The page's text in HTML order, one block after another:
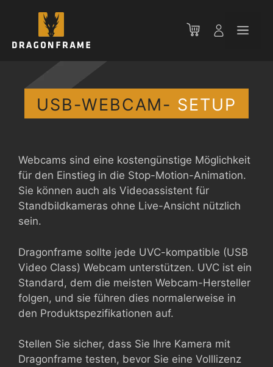
springen
USB-WEBCAM- SETUP
Webcams sind eine kostengünstige Möglichkeit
für den Einstieg in die Stop-Motion-Animation.
Sie können auch als Videoassistent für
Standbildkameras ohne Live-Ansicht nützlich
sein.
Dragonframe sollte jede UVC-kompatible (USB
Video Class) Webcam unterstützen. UVC ist ein
Standard, dem die meisten Webcam-Hersteller
folgen, und sie führen dies normalerweise in
den Produktspezifikationen auf.
Stellen Sie sicher, dass Sie Ihre Kamera mit
Dragonframe testen, bevor Sie eine Volllizenz